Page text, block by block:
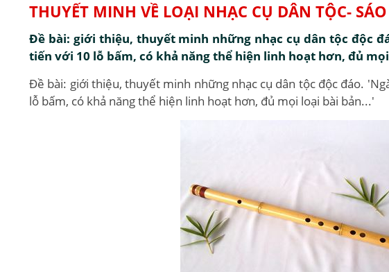
THUYẾT MINH VỀ LOẠI NHẠC CỤ DÂN TỘC-
Đề bài: giới thiệu, thuyết minh những nhạc cụ dân tộc độc
tiến với 10 lỗ bấm, có khả năng thể hiện linh hoạt hơn, đủ
Đề bài: giới thiệu, thuyết minh những nhạc cụ dân tộc độc đáo.
lỗ bấm, có khả năng thể hiện linh hoạt hơn, đủ mọi loại bài bản...'